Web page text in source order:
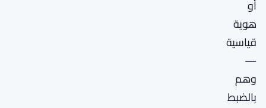
أو
هوية
قياسية
—
وهم
بالضبط